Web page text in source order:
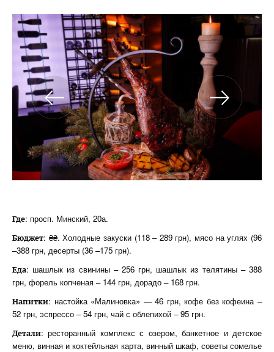
Где: просп. Минский, 20а.
Бюджет: ₴₴. Холодные закуски (118 – 289 грн), мясо на углях (96
–388 грн, десерты (36 –175 грн).
Еда: шашлык из свинины – 256 грн, шашлык из телятины – 388
грн, форель копченая – 144 грн, дорадо – 168 грн.
Напитки: настойка «Малиновка» — 46 грн, кофе без кофеина –
52 грн, эспрессо – 54 грн, чай с облепихой – 95 грн.
Детали: ресторанный комплекс с озером, банкетное и детское
меню, винная и коктейльная карта, винный шкаф, советы сомелье